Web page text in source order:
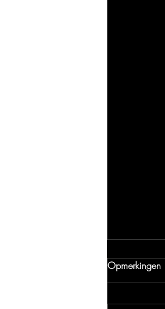
Opmerkingen